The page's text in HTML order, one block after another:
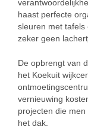
haast perfecte
sleuren met tafels
zeker geen
De opbrengt van
het Koekuit
vernieuwing
projecten die
het dak.